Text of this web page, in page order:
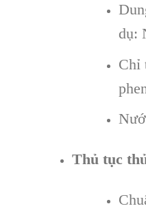
dụ:
Chỉ
Thủ tục